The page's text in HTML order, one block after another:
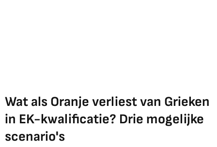
Wat als Oranje verliest van Grieken
in EK-kwalificatie? Drie mogelijke
scenario's